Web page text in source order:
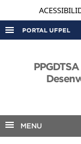
PORTAL UFPEL
AUDITORIA
MENU